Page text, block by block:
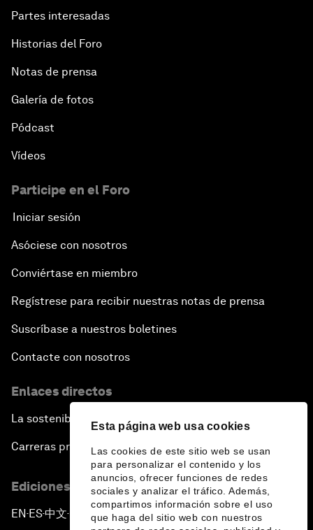
Esta página web usa cookies
Las cookies de este sitio web se usan
para personalizar el contenido y los
anuncios, ofrecer funciones de redes
sociales y analizar el tráfico. Además,
compartimos información sobre el uso
que haga del sitio web con nuestros
Partes interesadas
Historias del Foro
Notas de prensa
Galería de fotos
Pódcast
Vídeos
Participe en el Foro
Iniciar sesión
Asóciese con nosotros
Conviértase en miembro
Regístrese para recibir nuestras notas de prensa
Suscríbase a nuestros boletines
Contacte con nosotros
Enlaces directos
La sostenibilidad en el Foro
Carreras profesionales
Ediciones en otros idiomas
EN ▪ES▪中文▪ 日本語